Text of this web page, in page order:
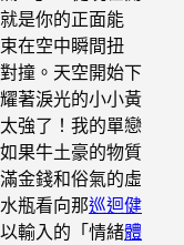
是你的正面能
在空中瞬間扭
撞。天空開始下
著淚光的小小黃
強了！我的單戀
果牛土豪的物質
金錢和俗氣的虛
瓶看向那巡迴健
輸入的「情緒體